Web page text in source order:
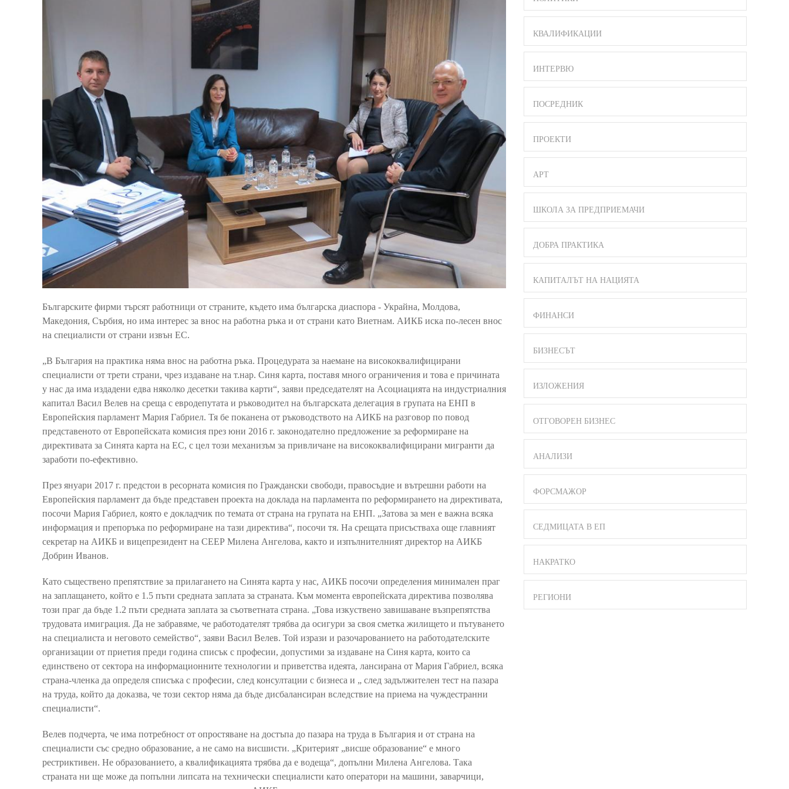
Българските фирми търсят работници от страните, където има българска диаспора - Украйна, Молдова,
Македония, Сърбия, но има интерес за внос на работна ръка и от страни като Виетнам. АИКБ иска по-лесен внос
на специалисти от страни извън ЕС.
„В България на практика няма внос на работна ръка. Процедурата за наемане на висококвалифицирани
специалисти от трети страни, чрез издаване на т.нар. Синя карта, поставя много ограничения и това е причината
у нас да има издадени едва няколко десетки такива карти“, заяви председателят на Асоциацията на индустриалния
капитал Васил Велев на среща с евродепутата и ръководител на българската делегация в групата на ЕНП в
Европейския парламент Мария Габриел. Тя бе поканена от ръководството на АИКБ на разговор по повод
представеното от Европейската комисия през юни 2016 г. законодателно предложение за реформиране на
директивата за Синята карта на ЕС, с цел този механизъм за привличане на висококвалифицирани мигранти да
заработи по-ефективно.
През януари 2017 г. предстои в ресорната комисия по Граждански свободи, правосъдие и вътрешни работи на
Европейския парламент да бъде представен проекта на доклада на парламента по реформирането на директивата,
посочи Мария Габриел, която е докладчик по темата от страна на групата на ЕНП. „Затова за мен е важна всяка
информация и препоръка по реформиране на тази директива“, посочи тя. На срещата присъстваха още главният
секретар на АИКБ и вицепрезидент на СЕЕР Милена Ангелова, както и изпълнителният директор на АИКБ
Добрин Иванов.
Като съществено препятствие за прилагането на Синята карта у нас, АИКБ посочи определения минимален праг
на заплащането, който е 1.5 пъти средната заплата за страната. Към момента европейската директива позволява
този праг да бъде 1.2 пъти средната заплата за съответната страна. „Това изкуствено завишаване възпрепятства
трудовата имиграция. Да не забравяме, че работодателят трябва да осигури за своя сметка жилището и пътуването
на специалиста и неговото семейство“, заяви Васил Велев. Той изрази и разочарованието на работодателските
организации от приетия преди година списък с професии, допустими за издаване на Синя карта, които са
единствено от сектора на информационните технологии и приветства идеята, лансирана от Мария Габриел, всяка
страна-членка да определя списъка с професии, след консултации с бизнеса и „ след задължителен тест на пазара
на труда, който да доказва, че този сектор няма да бъде дисбалансиран вследствие на приема на чуждестранни
специалисти“.
Велев подчерта, че има потребност от опростяване на достъпа до пазара на труда в България и от страна на
специалисти със средно образование, а не само на висшисти. „Критерият „висше образование“ е много
рестриктивен. Не образованието, а квалификацията трябва да е водеща“, допълни Милена Ангелова. Така
страната ни ще може да попълни липсата на технически специалисти като оператори на машини, заварчици,
КВАЛИФИКАЦИИ
ИНТЕРВЮ
ПОСРЕДНИК
ПРОЕКТИ
АРТ
ШКОЛА ЗА ПРЕДПРИЕМАЧИ
ДОБРА ПРАКТИКА
КАПИТАЛЪТ НА НАЦИЯТА
ФИНАНСИ
БИЗНЕСЪТ
ИЗЛОЖЕНИЯ
ОТГОВОРЕН БИЗНЕС
АНАЛИЗИ
ФОРСМАЖОР
СЕДМИЦАТА В ЕП
НАКРАТКО
РЕГИОНИ